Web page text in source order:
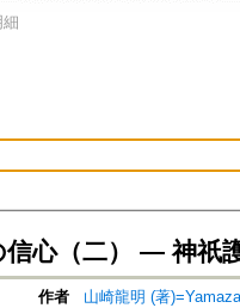
信心（二） ― 神祇
作者
山崎龍明 (著